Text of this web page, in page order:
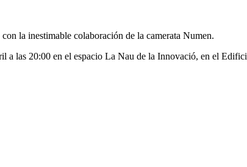
la inestimable colaboración de la camerata Numen.
a las 20:00 en el espacio La Nau de la Innovació, en el